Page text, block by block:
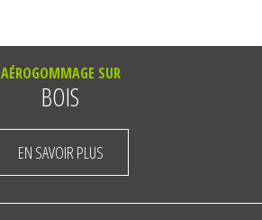
AÉROGOMMAGE SUR
BOIS
EN SAVOIR PLUS